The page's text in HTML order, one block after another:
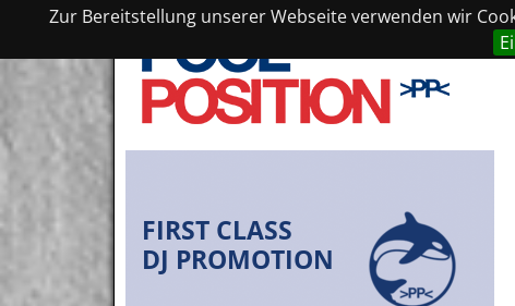
Zur Bereitstellung unserer Webseite verwenden wir
FIRST CLASS
DJ PROMOTION